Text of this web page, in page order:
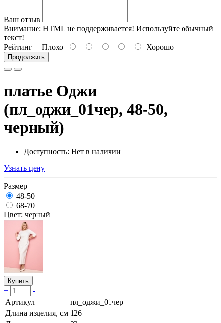
Ваш отзыв
Внимание: HTML не поддерживается! Используйте обычный
текст!
Рейтинг Плохо Хорошо
Продолжить
платье Оджи
(пл_оджи_01чер, 48-50,
черный)
Доступность: Нет в наличии
Узнать цену
Размер
48-50
68-70
Цвет: черный
Купить
+
-
Артикул
пл_оджи_01чер
Длина изделия, см 126